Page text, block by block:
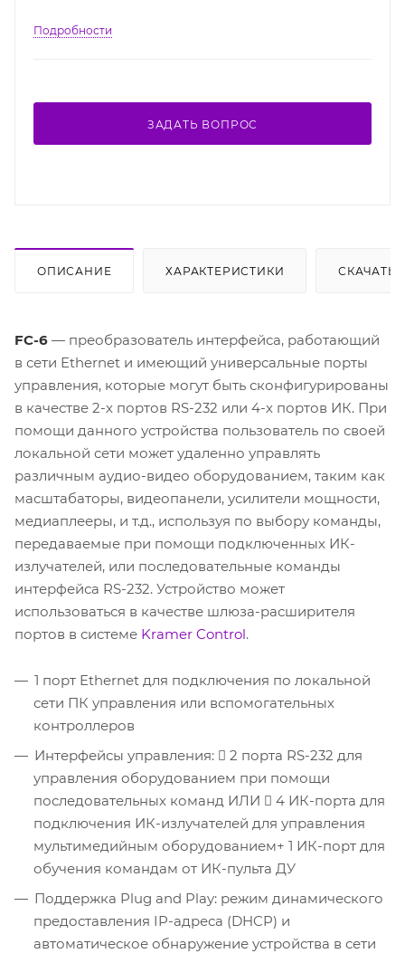
Подробности
ЗАДАТЬ ВОПРОС
ОПИСАНИЕ ХАРАКТЕРИСТИКИ СКАЧАТЬ
FC-6 — преобразователь интерфейса, работающий
в сети Ethernet и имеющий универсальные порты
управления, которые могут быть сконфигурированы
в качестве 2-х портов RS-232 или 4-х портов ИК. При
помощи данного устройства пользователь по своей
локальной сети может удаленно управлять
различным аудио-видео оборудованием, таким как
масштабаторы, видеопанели, усилители мощности,
медиаплееры, и т.д., используя по выбору команды,
передаваемые при помощи подключенных ИК-
излучателей, или последовательные команды
интерфейса RS-232. Устройство может
использоваться в качестве шлюза-расширителя
портов в системе Kramer Control.
1 порт Ethernet для подключения по локальной
сети ПК управления или вспомогательных
контроллеров
Интерфейсы управления:  2 порта RS-232 для
управления оборудованием при помощи
последовательных команд ИЛИ  4 ИК-порта для
подключения ИК-излучателей для управления
мультимедийным оборудованием+ 1 ИК-порт для
обучения командам от ИК-пульта ДУ
Поддержка Plug and Play: режим динамического
предоставления IP-адреса (DHCP) и
автоматическое обнаружение устройства в сети